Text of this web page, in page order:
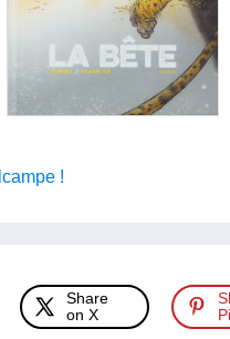
!
Share
on X